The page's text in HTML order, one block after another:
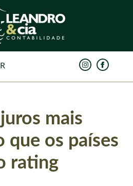
mais
que os países
rating